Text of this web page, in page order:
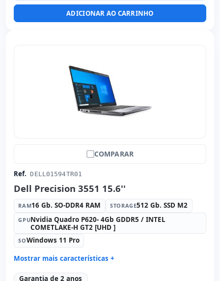
Dimensões: 35x23x1.7 cm.
1.82 Kg.ADICIONAR AO CARRINHO
COMPARAR
Ref. DELL01594TR01
Dell Precision 3551 15.6''
RAM16 Gb. SO-DDR4 RAM STORAGE512 Gb. SSD M2
GPUNvidia Quadro P620- 4Gb GDDR5 / INTEL
COMETLAKE-H GT2 [UHD ]
SOWindows 11 Pro
Mostrar mais características +
Connectivity: intel(R) ethernet l219-LM
Garantia de 2 anos